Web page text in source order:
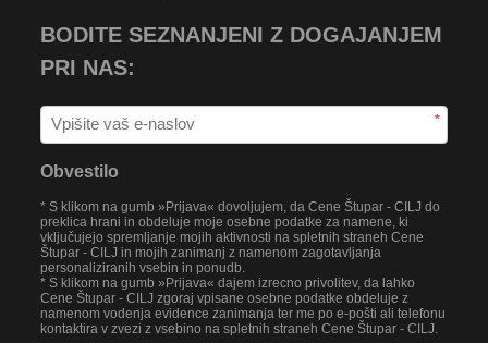
BODITE SEZNANJENI Z DOGAJANJEM
PRI NAS:
*
Obvestilo
* S klikom na gumb »Prijava« dovoljujem, da Cene Štupar - CILJ do
preklica hrani in obdeluje moje osebne podatke za namene, ki
vključujejo spremljanje mojih aktivnosti na spletnih straneh Cene
Štupar - CILJ in mojih zanimanj z namenom zagotavljanja
personaliziranih vsebin in ponudb.
* S klikom na gumb »Prijava« dajem izrecno privolitev, da lahko
Cene Štupar - CILJ zgoraj vpisane osebne podatke obdeluje z
namenom vodenja evidence zanimanja ter me po e-pošti ali telefonu
kontaktira v zvezi z vsebino na spletnih straneh Cene Štupar - CILJ.